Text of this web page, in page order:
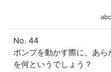
No. 44
ポンプを動かす際に、あ
を何というでしょう？